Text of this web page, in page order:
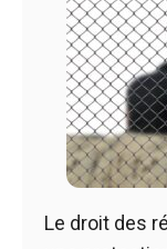
Le droit des